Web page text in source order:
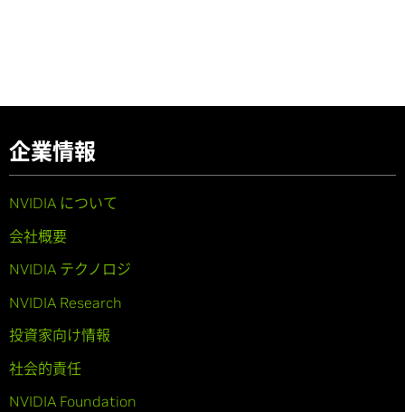
企業情報
NVIDIA について
会社概要
NVIDIA テクノロジ
NVIDIA Research
投資家向け情報
社会的責任
NVIDIA Foundation